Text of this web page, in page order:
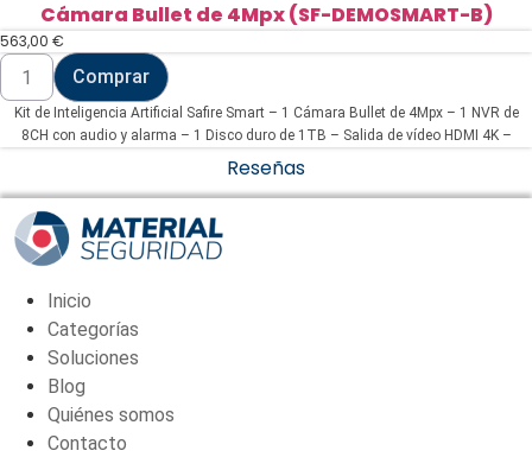
Cámara Bullet de 4Mpx (SF-DEMOSMART-B)
563,00 €
Kit
Inteligencia
Artificial
Safire
1
Cámara
Bullet
de
4Mpx
DEMOSMART-
cantidad
Comprar
Kit de Inteligencia Artificial Safire Smart – 1 Cámara Bullet de 4Mpx – 1 NVR de
8CH con audio y alarma – 1 Disco duro de 1TB – Salida de vídeo HDMI 4K –
Clasificación de humano y vehículo avanzada
Reseñas
Inicio
Categorías
Soluciones
Blog
Quiénes somos
Contacto